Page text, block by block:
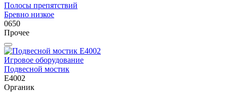
Полосы препятствий
Бревно низкое
0650
Прочее
Игровое оборудование
Подвесной мостик
E4002
Органик